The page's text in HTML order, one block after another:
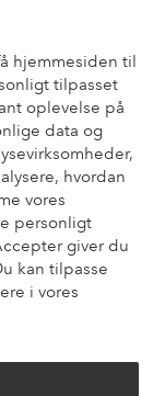
hjemmesiden til
tilpasset
oplevelse på
data og
hvordan
vores
personligt
giver du
kan tilpasse
i vores
i vores FAQ.
kontakter os.